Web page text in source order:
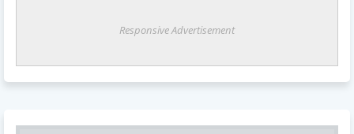
Responsive Advertisement